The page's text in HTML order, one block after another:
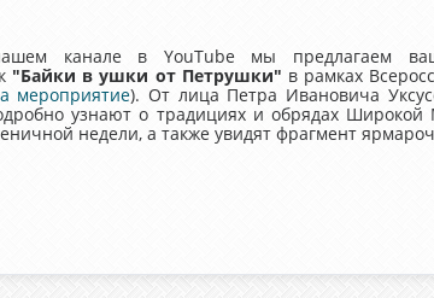
канале в YouTube мы предлагаем
"Байки в ушки от Петрушки" в рамках
мероприятие). От лица Петра Ивановича
узнают о традициях и обрядах
недели, а также увидят фрагмент